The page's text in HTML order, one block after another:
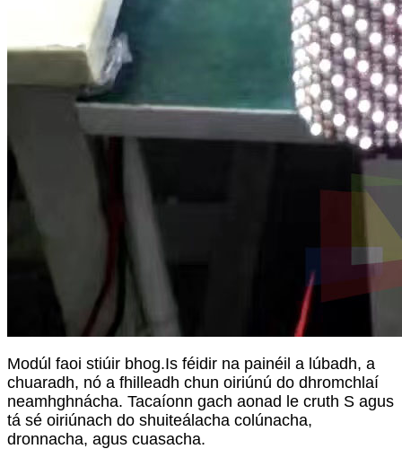
Modúl faoi stiúir bhog.Is féidir na painéil a lúbadh, a
chuaradh, nó a fhilleadh chun oiriúnú do dhromchlaí
neamhghnácha. Tacaíonn gach aonad le cruth S agus
tá sé oiriúnach do shuiteálacha colúnacha,
dronnacha, agus cuasacha.